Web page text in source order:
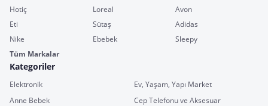
Hotiç
Loreal
Avon
Eti
Sütaş
Adidas
Nike
Ebebek
Sleepy
Tüm Markalar
Kategoriler
Elektronik
Ev, Yaşam, Yapı Market
Anne Bebek
Cep Telefonu ve Aksesuar